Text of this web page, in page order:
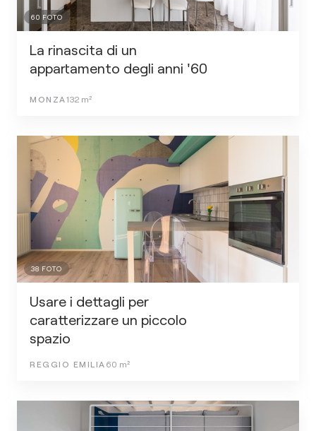
60 FOTO
La rinascita di un
appartamento degli anni '60
MONZA 132m²
38 FOTO
Usare i dettagli per
caratterizzare un piccolo
spazio
REGGIO EMILIA 60 m²